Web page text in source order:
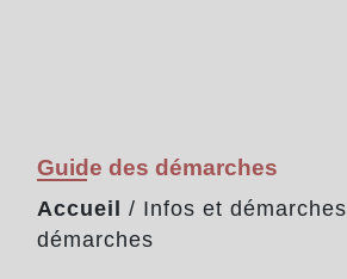
Guide des démarches
Accueil / Infos et démarches
démarches